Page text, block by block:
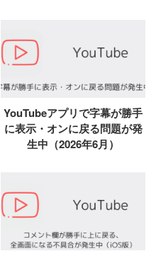
YouTubeアプリで字幕が勝手
に表示・オンに戻る問題が発
生中（2026年6月）